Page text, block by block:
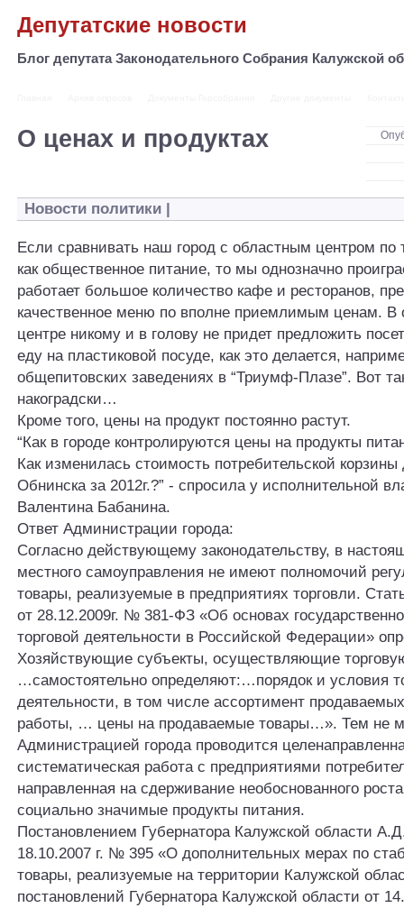
Депутатские новости
Блог депутата Законодательного Собрания Калужской
О ценах и продуктах
Новости политики |
Если сравнивать наш город с областным центром по
как общественное питание, то мы однозначно
работает большое количество кафе и ресторанов,
качественное меню по вполне приемлимым ценам. В
центре никому и в голову не придет предложить
еду на пластиковой посуде, как это делается,
общепитовских заведениях в “Триумф-Плазе”. Вот
накоградски…
Кроме того, цены на продукт постоянно растут.
“Как в городе контролируются цены на продукты
Как изменилась стоимость потребительской
Обнинска за 2012г.?” - спросила у исполнительной
Валентина Бабанина.
Ответ Администрации города:
Согласно действующему законодательству, в
местного самоуправления не имеют полномочий
товары, реализуемые в предприятиях торговли.
от 28.12.2009г. № 381-ФЗ «Об основах
торговой деятельности в Российской Федерации»
Хозяйствующие субъекты, осуществляющие
…самостоятельно определяют:…порядок и условия
деятельности, в том числе ассортимент
работы, … цены на продаваемые товары…». Тем не
Администрацией города проводится
систематическая работа с предприятиями
направленная на сдерживание необоснованного
социально значимые продукты питания.
Постановлением Губернатора Калужской области
18.10.2007 г. № 395 «О дополнительных мерах по
товары, реализуемые на территории Калужской
постановлений Губернатора Калужской области от